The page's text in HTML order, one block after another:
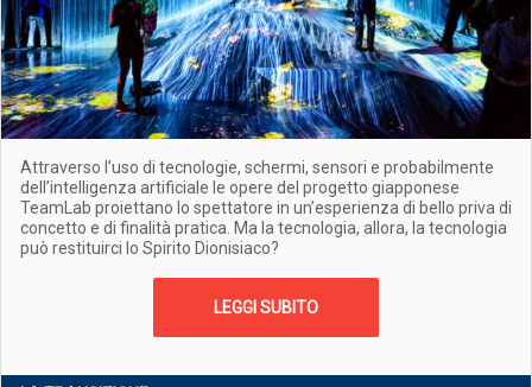
Attraverso l’uso di tecnologie, schermi, sensori e probabilmente
dell’intelligenza artificiale le opere del progetto giapponese
TeamLab proiettano lo spettatore in un’esperienza di bello priva di
concetto e di finalità pratica. Ma la tecnologia, allora, la tecnologia
può restituirci lo Spirito Dionisiaco?
LEGGI SUBITO